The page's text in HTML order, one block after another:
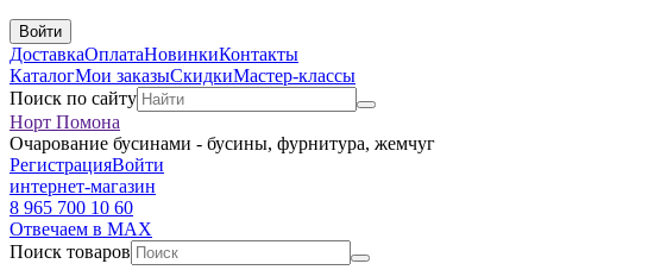
Войти
ДоставкаОплатаНовинкиКонтакты
КаталогМои заказыСкидкиМастер-классы
Поиск по сайту
Норт Помона
Очарование бусинами - бусины, фурнитура, жемчуг
РегистрацияВойти
интернет-магазин
8 965 700 10 60
Отвечаем в MAX
Поиск товаров